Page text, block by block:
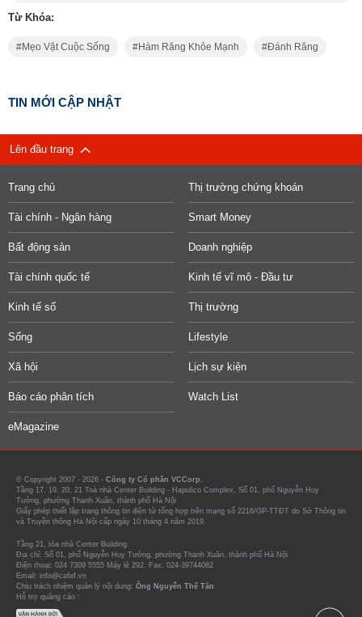
Từ Khóa:
Mẹo Vặt Cuộc Sống Hàm Răng Khỏe Mạnh Đánh Răng
TIN MỚI CẬP NHẬT
Lên đầu trang
Trang chủ Thị trường chứng khoán
Tài chính - Ngân hàng Smart Money
Bất động sản Doanh nghiệp
Tài chính quốc tế Kinh tế vĩ mô - Đầu tư
Kinh tế số Thị trường
Sống Lifestyle
Xã hội Lịch sự kiện
Báo cáo phân tích Watch List
eMagazine
© Copyright 2007 - 2026 - Công ty Cổ phần VCCorp.
Tầng 17, 19, 20, 21 Toà nhà Center Building - Hapulico Complex, Số 01, phố Nguyễn Huy
Tưởng, phường Thanh Xuân, thành phố Hà Nội
Giấy phép thiết lập trang thông tin điện tử tổng hợp trên mạng số 2216/GP-TTĐT do Sở Thông tin
và Truyền thông Hà Nội cấp ngày 10 tháng 4 năm 2019.
Tầng 21, tòa nhà Center Building.
Địa chỉ: Số 01, phố Nguyễn Huy Tưởng, phường Thanh Xuân, thành phố Hà Nội
Điện thoại: 024 7309 5555 Máy lẻ 292. Fax: 024-39744082
Email: info@cafef.vn
Chịu trách nhiệm quản lý nội dung: Ông Nguyễn Thế Tân
Hỗ trợ quảng cáo :